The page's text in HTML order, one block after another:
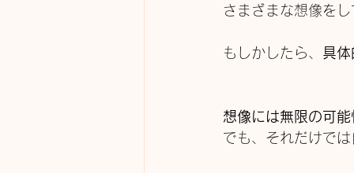
さまざまな想像をし
もしかしたら、 具体
想像には無限の可能
でも、それだけで